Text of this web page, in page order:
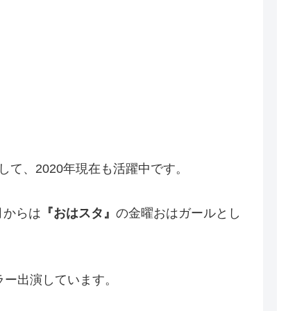
て、2020年現在も活躍中です。
らは 『おはスタ』 の金曜おはガールとし
出演しています。